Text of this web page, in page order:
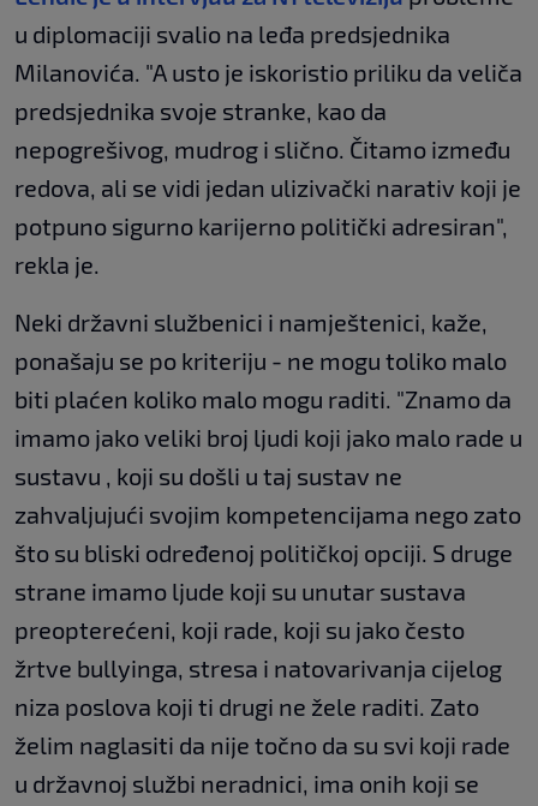
u diplomaciji svalio na leđa predsjednika
Milanovića. "A usto je iskoristio priliku da veliča
predsjednika svoje stranke, kao da
nepogrešivog, mudrog i slično. Čitamo između
redova, ali se vidi jedan ulizivački narativ koji je
potpuno sigurno karijerno politički adresiran",
rekla je.
Neki državni službenici i namještenici, kaže,
ponašaju se po kriteriju - ne mogu toliko malo
biti plaćen koliko malo mogu raditi. "Znamo da
imamo jako veliki broj ljudi koji jako malo rade u
sustavu , koji su došli u taj sustav ne
zahvaljujući svojim kompetencijama nego zato
što su bliski određenoj političkoj opciji. S druge
strane imamo ljude koji su unutar sustava
preopterećeni, koji rade, koji su jako često
žrtve bullyinga, stresa i natovarivanja cijelog
niza poslova koji ti drugi ne žele raditi. Zato
želim naglasiti da nije točno da su svi koji rade
u državnoj službi neradnici, ima onih koji se